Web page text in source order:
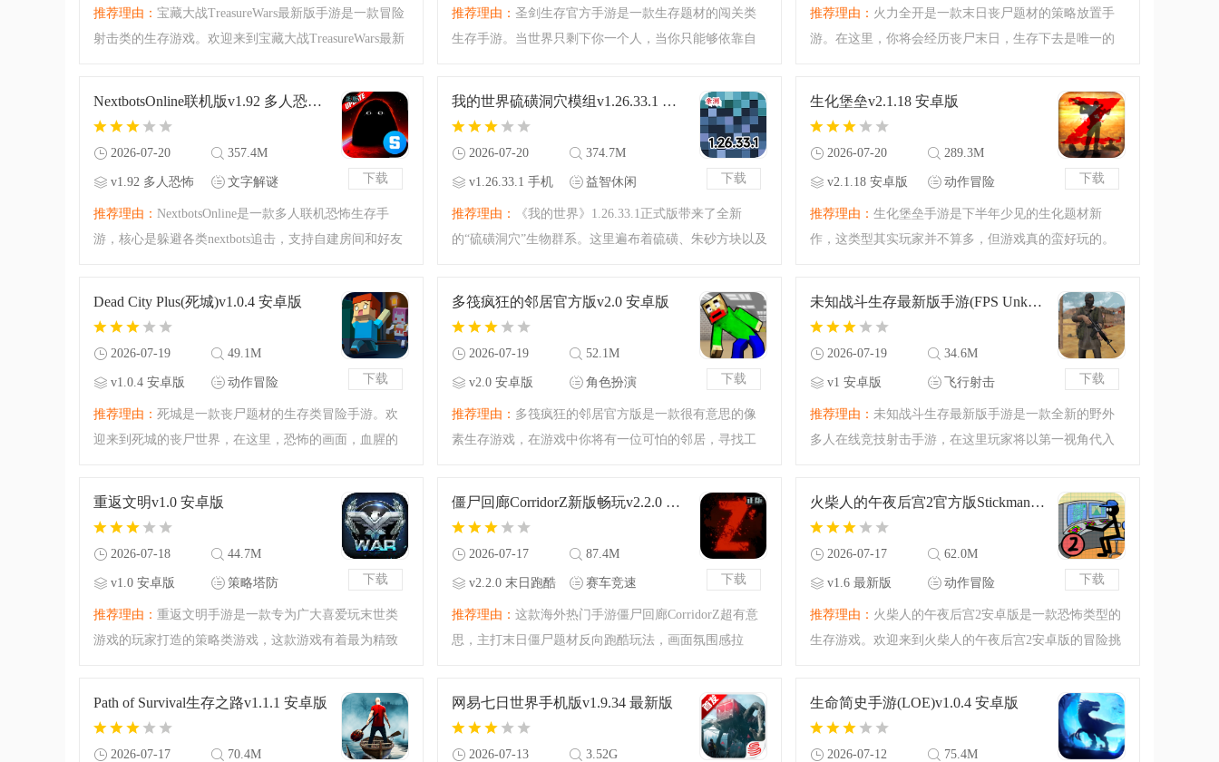
推荐理由： 宝藏大战TreasureWars最新版手游是一款冒险
射击类的生存游戏。欢迎来到宝藏大战TreasureWars最新
迹，还必须要抵抗周围的怪物以及其他单位，生存下
推荐理由： 圣剑生存官方手游是一款生存题材的闯关类
生存手游。当世界只剩下你一个人，当你只能够依靠自
觉得你可以支撑到多远的未来？圣剑一出，将所有的怪
推荐理由： 火力全开是一款末日丧尸题材的策略放置手
游。在这里，你将会经历丧尸末日，生存下去是唯一的
战斗器材，摆好阵列才能够在这绝望的惨境下活下来！
下载
NextbotsOnline联机版v1.92 多人恐怖追逐
2026-07-20 357.4M
v1.92 多人恐怖
文字解谜
推荐理由： NextbotsOnline是一款多人联机恐怖生存手
游，核心是躲避各类nextbots追击，支持自建房间和好友
作简单，适合喜欢恐怖逃生类游戏的玩家体验。
下载
我的世界硫磺洞穴模组v1.26.33.1 手机版
2026-07-20 374.7M
v1.26.33.1 手机
益智休闲
推荐理由：
《我的世界》1.26.33.1正式版带来了全新
的“硫磺洞穴”生物群系。这里遍布着硫磺、朱砂方块以及
态。在深岩层下，你将面对充满挑战的地下环境，利用
下载
生化堡垒v2.1.18 安卓版
2026-07-20 289.3M
v2.1.18 安卓版 动作冒险
推荐理由： 生化堡垒手游是下半年少见的生化题材新
作，这类型其实玩家并不算多，但游戏真的蛮好玩的。
存大比拼已经上演，你能否在最后一刻逃出生天。生化
下载
Dead City Plus(死城)v1.0.4 安卓版
2026-07-19 49.1M
v1.0.4 安卓版 动作冒险
推荐理由： 死城是一款丧尸题材的生存类冒险手游。欢
迎来到死城的丧尸世界，在这里，恐怖的画面，血腥的
之战，给你别样的丧尸游戏的观感体验，你还在等什么
下载
多筏疯狂的邻居官方版v2.0 安卓版
2026-07-19 52.1M
v2.0 安卓版 角色扮演
推荐理由： 多筏疯狂的邻居官方版是一款很有意思的像
素生存游戏，在游戏中你将有一位可怕的邻居，寻找工
武器，如果邻居靠近可以用武器击退，游戏很有意思，
下载
未知战斗生存最新版手游(FPS Unknown Battle Survival Free Shooting Game)v1 安卓版
2026-07-19 34.6M
v1 安卓版 飞行射击
推荐理由： 未知战斗生存最新版手游是一款全新的野外
多人在线竞技射击手游，在这里玩家将以第一视角代入
身形，争取一击即中，超级好玩的多人竞技射击游戏，
下载
重返文明v1.0 安卓版
2026-07-18 44.7M
v1.0 安卓版 策略塔防
推荐理由： 重返文明手游是一款专为广大喜爱玩末世类
游戏的玩家打造的策略类游戏，这款游戏有着最为精致
富的末日求生玩法，可以与同伴结盟，也可以侵占他人
下载
僵尸回廊CorridorZ新版畅玩v2.2.0 末日跑酷手游趣味闯关
2026-07-17 87.4M
v2.2.0 末日跑酷
赛车竞速
推荐理由： 这款海外热门手游僵尸回廊CorridorZ超有意
思，主打末日僵尸题材反向跑酷玩法，画面氛围感拉
下载
火柴人的午夜后宫2官方版Stickman Survival 2v1.6 最新版
2026-07-17 62.0M
v1.6 最新版 动作冒险
推荐理由： 火柴人的午夜后宫2安卓版是一款恐怖类型的
生存游戏。欢迎来到火柴人的午夜后宫2安卓版的冒险挑
的午夜后宫的同人游戏等你体验！火柴人能否存活下来
Path of Survival生存之路v1.1.1 安卓版
2026-07-17 70.4M
网易七日世界手机版v1.9.34 最新版
2026-07-13 3.52G
生命简史手游(LOE)v1.0.4 安卓版
2026-07-12 75.4M